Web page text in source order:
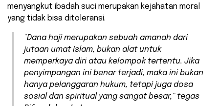
menyangkut ibadah suci merupakan kejahatan moral
yang tidak bisa ditoleransi.
​“Dana haji merupakan sebuah amanah dari
jutaan umat Islam, bukan alat untuk
memperkaya diri atau kelompok tertentu. Jika
penyimpangan ini benar terjadi, maka ini bukan
hanya pelanggaran hukum, tetapi juga dosa
sosial dan spiritual yang sangat besar,” tegas